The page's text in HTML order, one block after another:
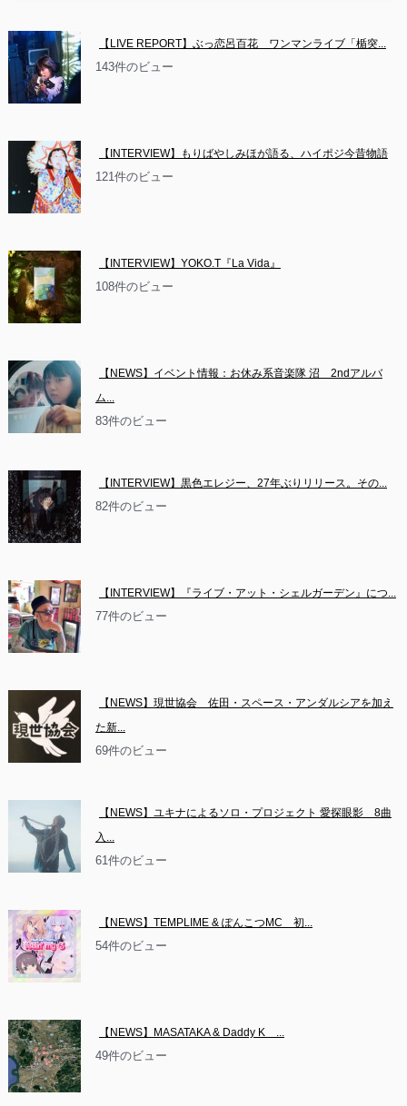
【LIVE REPORT】ぶっ恋呂百花　ワンマンライブ「楯突...
143件のビュー
【INTERVIEW】もりばやしみほが語る、ハイポジ今昔物語
121件のビュー
【INTERVIEW】YOKO.T『La Vida』
108件のビュー
【NEWS】イベント情報：お休み系音楽隊 沼　2ndアルバ
ム...
83件のビュー
【INTERVIEW】黒色エレジー、27年ぶりリリース。その...
82件のビュー
【INTERVIEW】『ライブ・アット・シェルガーデン』につ...
77件のビュー
【NEWS】現世協会　佐田・スペース・アンダルシアを加え
た新...
69件のビュー
【NEWS】ユキナによるソロ・プロジェクト 愛探眼影　8曲
入...
61件のビュー
【NEWS】TEMPLIME & ぽんこつMC　初...
54件のビュー
【NEWS】MASATAKA & Daddy K　...
49件のビュー